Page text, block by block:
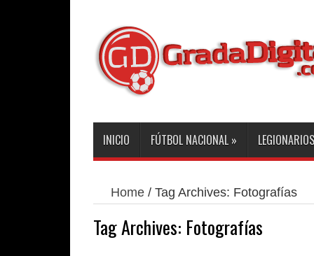
INICIO FÚTBOL NACIONAL » LEGIONARIOS
Home/ Tag Archives: Fotografías
Tag Archives: Fotografías